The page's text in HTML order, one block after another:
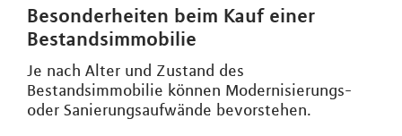
Besonderheiten beim Kauf einer
Bestandsimmobilie
Je nach Alter und Zustand des
Bestandsimmobilie können Modernisierungs-
oder Sanierungsaufwände bevorstehen.